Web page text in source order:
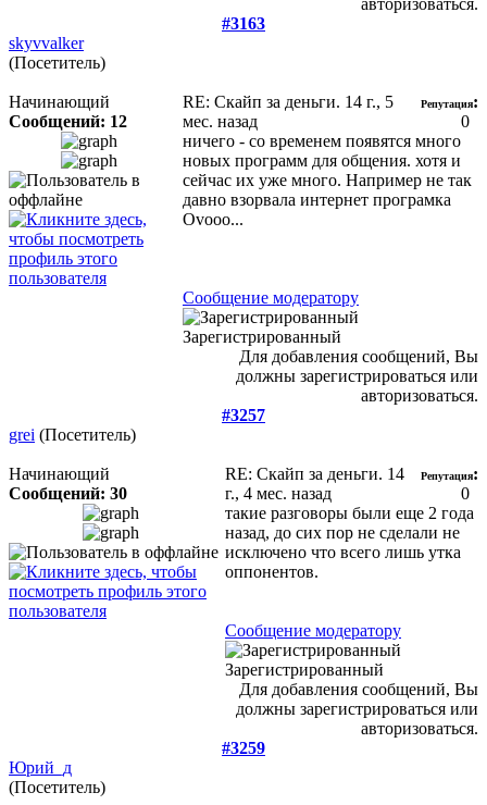
#3163
skyvvalker
(Посетитель)
Начинающий
Сообщений: 12
RE: Скайп за деньги. 14 г., 5
мес. назад
Репутация:
0
ничего - со временем появятся много
новых программ для общения. хотя и
сейчас их уже много. Например не так
давно взорвала интернет програмка
Ovooo...
Сообщение модератору
Зарегистрированный
Для добавления сообщений, Вы
должны зарегистрироваться или
авторизоваться.
#3257
grei (Посетитель)
Начинающий
Сообщений: 30
RE: Скайп за деньги. 14
г., 4 мес. назад
Репутация:
0
такие разговоры были еще 2 года
назад, до сих пор не сделали не
исключено что всего лишь утка
оппонентов.
Сообщение модератору
Зарегистрированный
Для добавления сообщений, Вы
должны зарегистрироваться или
авторизоваться.
#3259
Юрий_д
(Посетитель)